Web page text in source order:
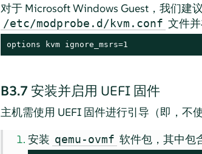
对于 Microsoft Windows Guest，我们建
/etc/modprobe.d/kvm.conf 文件
options kvm ignore_msrs=1
B3.7 安装并启用 UEFI 固件
主机需使用 UEFI 固件进行引导（即，不
安装 qemu-ovmf 软件包，其中包